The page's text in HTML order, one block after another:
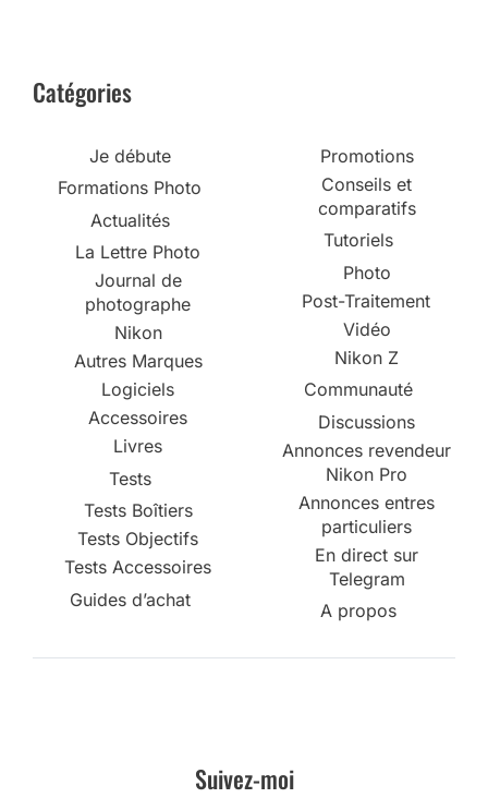
Catégories
Je débute
Formations Photo
Actualités
La Lettre Photo
Journal de
photographe
Nikon
Autres Marques
Logiciels
Accessoires
Livres
Tests
Tests Boîtiers
Tests Objectifs
Tests Accessoires
Guides d’achat
Promotions
Conseils et
comparatifs
Tutoriels
Photo
Post-Traitement
Vidéo
Nikon Z
Communauté
Discussions
Annonces revendeur
Nikon Pro
Annonces entres
particuliers
En direct sur
Telegram
A propos
Suivez-moi